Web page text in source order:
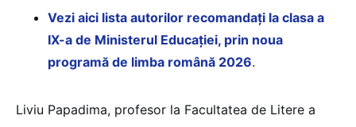
Vezi aici lista autorilor recomandați la clasa a
IX-a de Ministerul Educației, prin noua
programă de limba română 2026.
Liviu Papadima, profesor la Facultatea de Litere a